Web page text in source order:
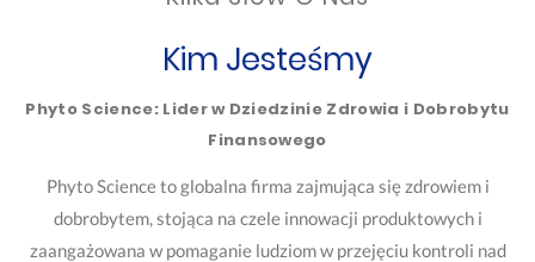
Kim Jesteśmy
Phyto Science: Lider w Dziedzinie Zdrowia i Dobrobytu
Finansowego
Phyto Science to globalna firma zajmująca się zdrowiem i
dobrobytem, stojąca na czele innowacji produktowych i
zaangażowana w pomaganie ludziom w przejęciu kontroli nad